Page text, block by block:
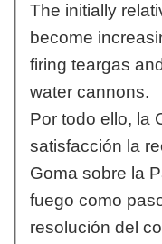
The initially
become
firing teargas
water cannons.
Por todo ello, la
satisfacción la
Goma sobre la
fuego como
resolución del